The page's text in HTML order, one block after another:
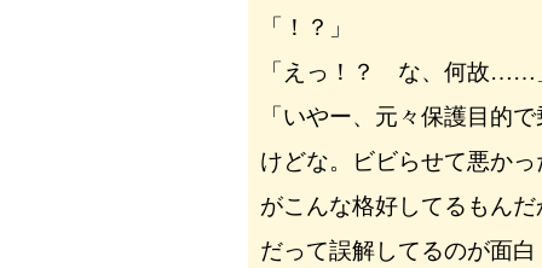
「！？」
「えっ！？ な、何故……
「いやー、元々保護目的
けどな。ビビらせて悪か
がこんな格好してるもん
だって誤解してるのが面